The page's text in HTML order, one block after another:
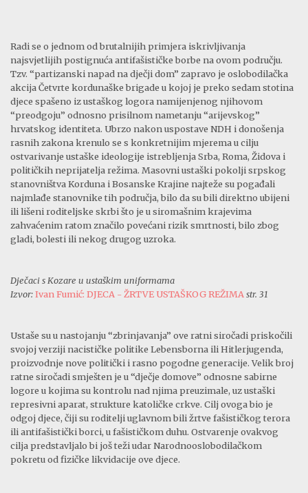
Radi se o jednom od brutalnijih primjera iskrivljivanja
najsvjetlijih postignuća antifašističke borbe na ovom području.
Tzv. “partizanski napad na dječji dom” zapravo je oslobodilačka
akcija Četvrte kordunaške brigade u kojoj je preko sedam stotina
djece spašeno iz ustaškog logora namijenjenog njihovom
“preodgoju” odnosno prisilnom nametanju “arijevskog”
hrvatskog identiteta. Ubrzo nakon uspostave NDH i donošenja
rasnih zakona krenulo se s konkretnijim mjerema u cilju
ostvarivanje ustaške ideologije istrebljenja Srba, Roma, Židova i
političkih neprijatelja režima. Masovni ustaški pokolji srpskog
stanovništva Korduna i Bosanske Krajine najteže su pogađali
najmlađe stanovnike tih područja, bilo da su bili direktno ubijeni
ili lišeni roditeljske skrbi što je u siromašnim krajevima
zahvaćenim ratom značilo povećani rizik smrtnosti, bilo zbog
gladi, bolesti ili nekog drugog uzroka.
Dječaci s Kozare u ustaškim uniformama
Izvor:Ivan Fumić: DJECA - ŽRTVE USTAŠKOG REŽIMA str. 31
Ustaše su u nastojanju “zbrinjavanja” ove ratni siročadi priskočili
svojoj verziji nacističke politike Lebensborna ili Hitlerjugenda,
proizvodnje nove politički i rasno pogodne generacije. Velik broj
ratne siročadi smješten je u “dječje domove” odnosne sabirne
logore u kojima su kontrolu nad njima preuzimale, uz ustaški
represivni aparat, strukture katoličke crkve. Cilj ovoga bio je
odgoj djece, čiji su roditelji uglavnom bili žrtve fašističkog terora
ili antifašistički borci, u fašističkom duhu. Ostvarenje ovakvog
cilja predstavljalo bi još teži udar Narodnooslobodilačkom
pokretu od fizičke likvidacije ove djece.